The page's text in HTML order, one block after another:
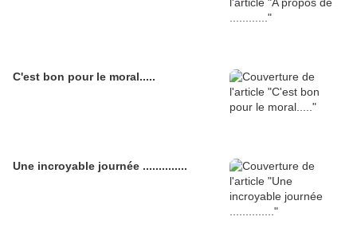
C'est bon pour le moral.....
Une incroyable journée ..............